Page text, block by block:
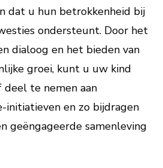
dat u hun betrokkenheid bij
ondersteunt. Door het
dialoog en het bieden van
groei, kunt u uw kind
deel te nemen aan
initiatieven en zo bijdragen
geëngageerde samenleving